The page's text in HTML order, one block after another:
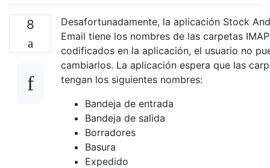
8
Desafortunadamente, la aplicación Stock
Email tiene los nombres de las carpetas IMAP
codificados en la aplicación, el usuario no
cambiarlos. La aplicación espera que las
tengan los siguientes nombres:
Bandeja de entrada
Bandeja de salida
Borradores
Basura
Expedido